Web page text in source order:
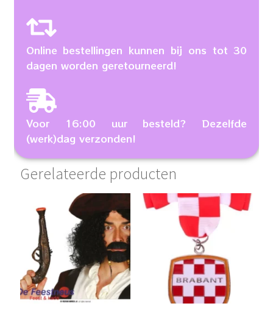
Online bestellingen kunnen bij ons tot 30
dagen worden geretourneerd!
Voor 16:00 uur besteld? Dezelfde
(werk)dag verzonden!
Gerelateerde producten